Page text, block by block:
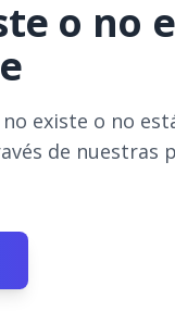
o no
existe o no
de nuestras